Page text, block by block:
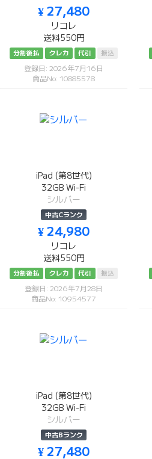
¥ 27,480
リコレ
送料550円
分割後払 クレカ 代引 振込
登録日: 2026年7月16日
商品No: 10885578
iPad (第8世代)
32GB Wi-Fi
シルバー
中古Cランク
¥ 24,980
リコレ
送料550円
分割後払 クレカ 代引 振込
登録日: 2026年7月28日
商品No: 10954577
iPad (第8世代)
32GB Wi-Fi
シルバー
中古Bランク
¥ 27,480